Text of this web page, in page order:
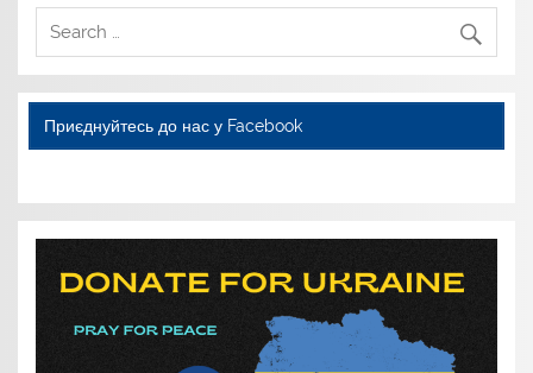
Приєднуйтесь до нас у Facebook
WordPress YouTube